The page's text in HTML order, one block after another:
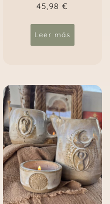
45,98€
Leer más